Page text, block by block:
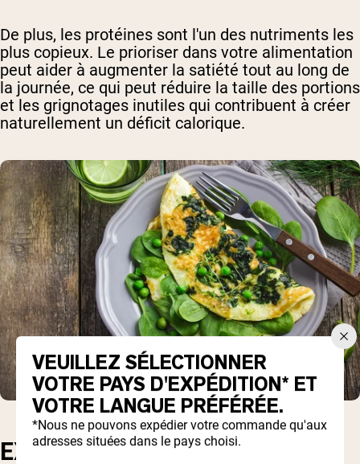
De plus, les protéines sont l'un des nutriments les
plus copieux. Le prioriser dans votre alimentation
peut aider à augmenter la satiété tout au long de
la journée, ce qui peut réduire la taille des portions
et les grignotages inutiles qui contribuent à créer
naturellement un déficit calorique.
EXERCICE
VEUILLEZ SÉLECTIONNER
VOTRE PAYS D'EXPÉDITION* ET
VOTRE LANGUE PRÉFÉRÉE.
*Nous ne pouvons expédier votre commande qu'aux
adresses situées dans le pays choisi.